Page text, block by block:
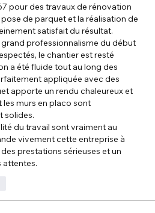
pour des travaux de rénovation
de parquet et la réalisation de
satisfait du résultat.
grand professionnalisme du début
le chantier est resté
a été fluide tout au long des
appliquée avec des
apporte un rendu chaleureux et
murs en placo sont
solides.
du travail sont vraiment au
vivement cette entreprise à
prestations sérieuses et un
attentes.